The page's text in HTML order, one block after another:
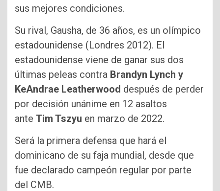
sus mejores condiciones.
Su rival, Gausha, de 36 años, es un olímpico
estadounidense (Londres 2012). El
estadounidense viene de ganar sus dos
últimas peleas contra Brandyn Lynch y
KeAndrae Leatherwood después de perder
por decisión unánime en 12 asaltos
ante Tim Tszyu en marzo de 2022.
Será la primera defensa que hará el
dominicano de su faja mundial, desde que
fue declarado campeón regular por parte
del CMB.